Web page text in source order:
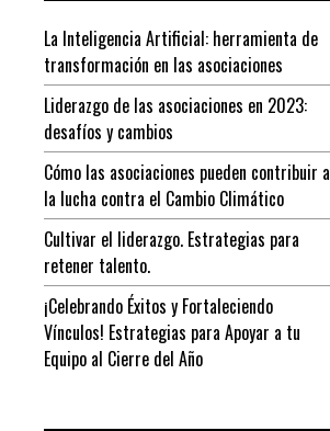
La Inteligencia Artificial: herramienta de
transformación en las asociaciones
Liderazgo de las asociaciones en 2023:
desafíos y cambios
Cómo las asociaciones pueden contribuir a
la lucha contra el Cambio Climático
Cultivar el liderazgo. Estrategias para
retener talento.
¡Celebrando Éxitos y Fortaleciendo
Vínculos! Estrategias para Apoyar a tu
Equipo al Cierre del Año